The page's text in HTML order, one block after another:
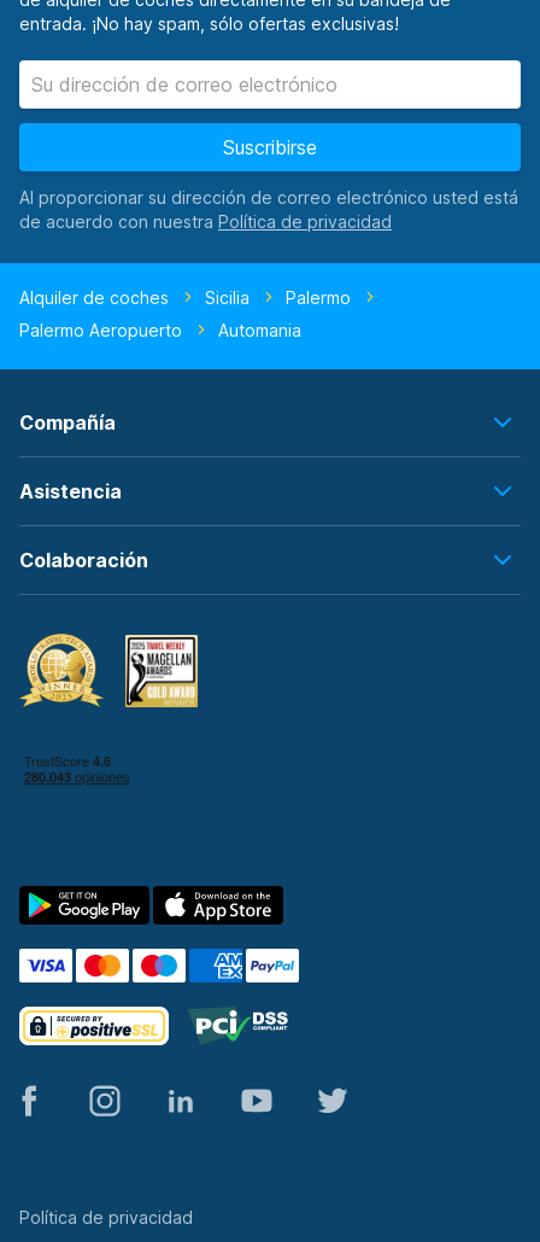
entrada. ¡No hay spam, sólo ofertas exclusivas!
Suscribirse
Al proporcionar su dirección de correo electrónico usted está
de acuerdo con nuestra
Alquiler de coches Sicilia
Palermo
Palermo Aeropuerto
Automania
Compañía
Asistencia
Colaboración